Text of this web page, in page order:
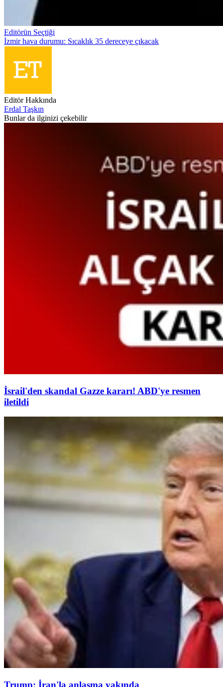
Editörün Seçtiği
İzmir hava durumu: Sıcaklık 35 dereceye çıkacak
Editör Hakkında
Erdal Taşkın
Bunlar da ilginizi çekebilir
İsrail'den skandal Gazze kararı! ABD'ye resmen
iletildi
Trump: İran'la anlaşma yakında